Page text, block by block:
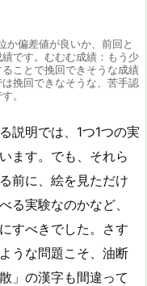
か偏差値が良いか、前回と
です。むむむ成績：もう少
ことで挽回できそうな成績
挽回できなそうな、苦手認
。
説明では、1つ1つの実
ます。でも、それら
前に、絵を見ただけ
る実験なのかなど、
すべきでした。さす
うな問題こそ、油断
」の漢字も間違って